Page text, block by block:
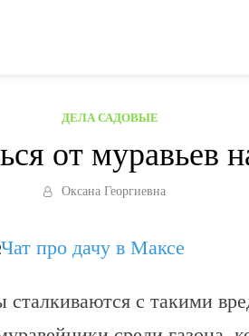
ДЕЛА САДОВЫЕ
от муравьев
Оксана Георгиевна
Чат про дачу в Максе
сталкиваются с такими